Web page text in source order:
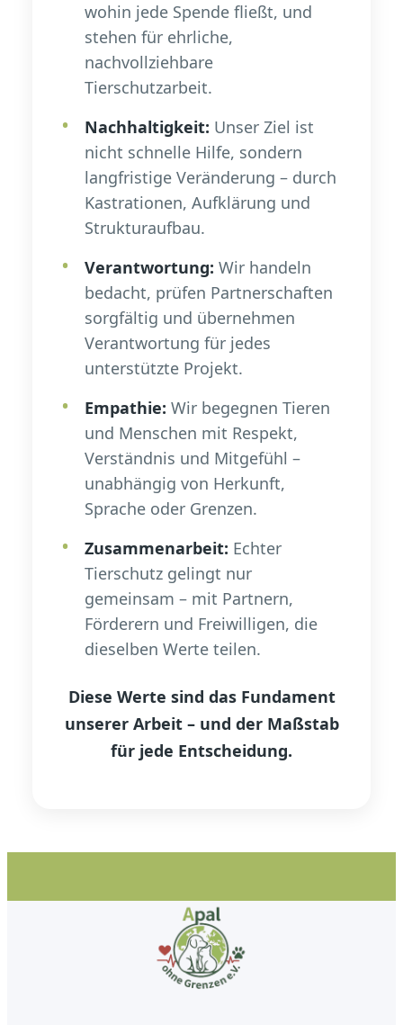
wohin jede Spende fließt, und
stehen für ehrliche,
nachvollziehbare
Tierschutzarbeit.
Nachhaltigkeit: Unser Ziel ist
nicht schnelle Hilfe, sondern
langfristige Veränderung – durch
Kastrationen, Aufklärung und
Strukturaufbau.
Verantwortung: Wir handeln
bedacht, prüfen Partnerschaften
sorgfältig und übernehmen
Verantwortung für jedes
unterstützte Projekt.
Empathie: Wir begegnen Tieren
und Menschen mit Respekt,
Verständnis und Mitgefühl –
unabhängig von Herkunft,
Sprache oder Grenzen.
Zusammenarbeit: Echter
Tierschutz gelingt nur
gemeinsam – mit Partnern,
Förderern und Freiwilligen, die
dieselben Werte teilen.
Diese Werte sind das Fundament
unserer Arbeit – und der Maßstab
für jede Entscheidung.